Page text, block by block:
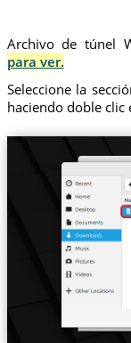
Archivo de túnel
para ver.
Seleccione la
haciendo doble clic